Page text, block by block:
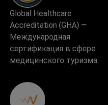
Global Healthcare
Accreditation (GHA) —
Международная
сертификация в сфере
медицинского туризма